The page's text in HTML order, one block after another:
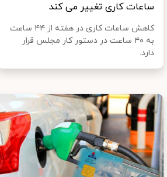
ساعات کاری تغییر می‌ کند
کاهش ساعات کاری در هفته از ۴۴ ساعت
به ۴۰ ساعت در دستور کار مجلس قرار
دارد.